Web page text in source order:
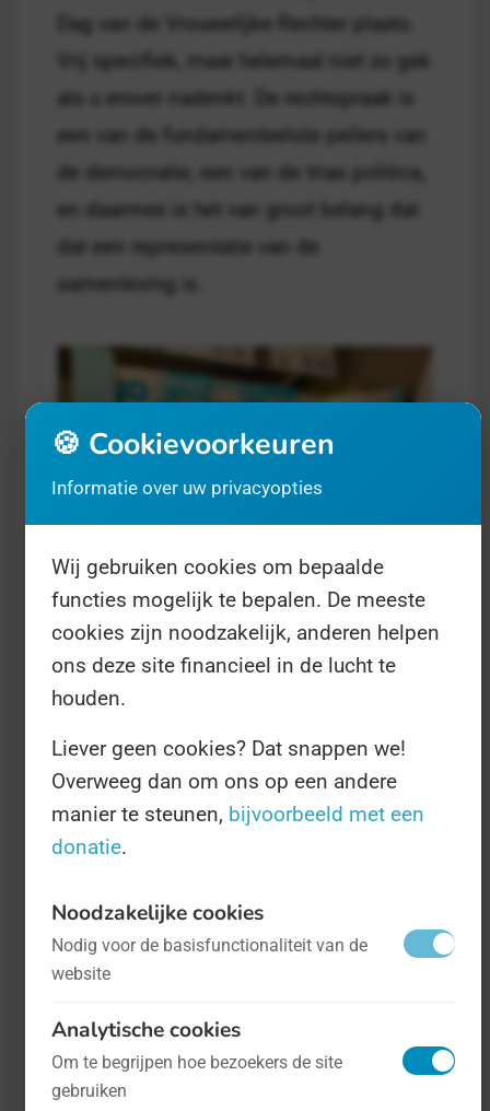
Dag van de Vrouwelijke Rechter plaats.
Vrij specifiek, maar helemaal niet zo gek
als u erover nadenkt. De rechtspraak is
een van de fundamenteelste peilers van
de democratie, een van de trias politica,
en daarmee is het van groot belang dat
dat een representatie van de
samenleving is.
Internationale Dag van de Vrouwelijke
Hygiëne
Er heerst nog steeds een groot taboe op
menstruatie. Zeker in wat minder
progressieve landen is de
over (mogen) praten, en dat leidt tot een
significant slechtere gezondheid.
🍪 Cookievoorkeuren
Informatie over uw privacyopties
Wij gebruiken cookies om bepaalde
functies mogelijk te bepalen. De meeste
cookies zijn noodzakelijk, anderen helpen
ons deze site financieel in de lucht te
houden.
Liever geen cookies? Dat snappen we!
Overweeg dan om ons op een andere
manier te steunen, bijvoorbeeld met een
donatie.
Noodzakelijke cookies
Nodig voor de basisfunctionaliteit van de
website
Analytische cookies
Om te begrijpen hoe bezoekers de site
gebruiken